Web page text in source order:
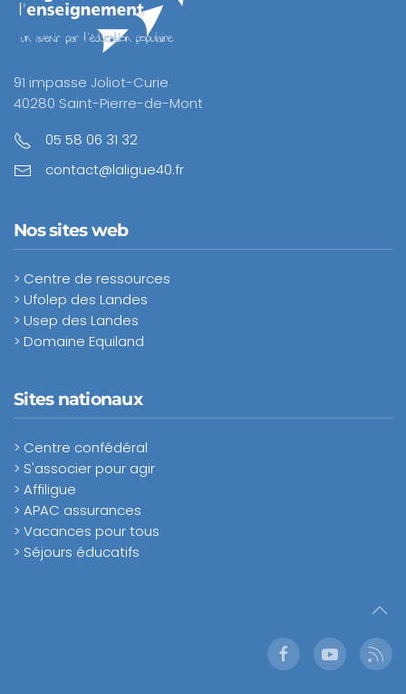
91 impasse Joliot-Curie
40280 Saint-Pierre-de-Mont
05 58 06 31 32
contact@laligue40.fr
Nos sites web
> Centre de ressources
> Ufolep des Landes
> Usep des Landes
> Domaine Equiland
Sites nationaux
> Centre confédéral
> S'associer pour agir
> Affiligue
> APAC assurances
> Vacances pour tous
> Séjours éducatifs